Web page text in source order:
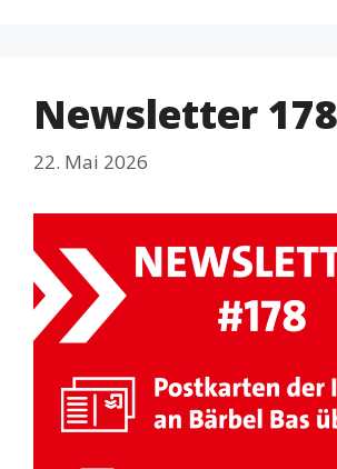
Newsletter 178
22. Mai 2026